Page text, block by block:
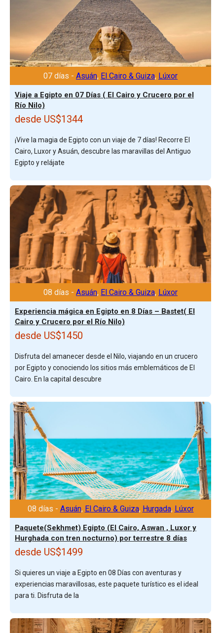
07 días - Asuán, El Cairo & Guiza, Lúxor
Viaje a Egipto en 07 Días ( El Cairo y Crucero por el
Río Nilo)
desde US$1344
¡Vive la magia de Egipto con un viaje de 7 días! Recorre El
Cairo, Luxor y Asuán, descubre las maravillas del Antiguo
Egipto y relájate
08 días - Asuán, El Cairo & Guiza, Lúxor
Experiencia mágica en Egipto en 8 Días – Bastet( El
Cairo y Crucero por el Río Nilo)
desde US$1450
Disfruta del amanecer desde el Nilo, viajando en un crucero
por Egipto y conociendo los sitios más emblemáticos de El
Cairo. En la capital descubre
08 días - Asuán, El Cairo & Guiza, Hurgada, Lúxor
Paquete(Sekhmet) Egipto (El Cairo, Aswan , Luxor y
Hurghada con tren nocturno) por terrestre 8 días
desde US$1499
Si quieres un viaje a Egipto en 08 Días con aventuras y
experiencias maravillosas, este paquete turístico es el ideal
para ti. Disfruta de la